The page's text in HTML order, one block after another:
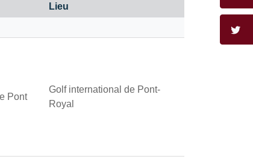
Lieu
Pont
Golf international de Pont-
Royal